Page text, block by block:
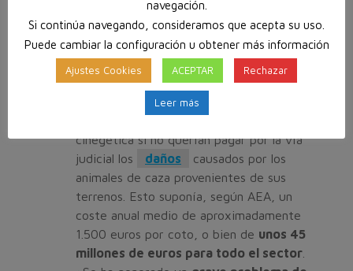
Hasta los cambios normativos introducidos
en la Ley de Seguridad Vial de 2005 y
2014, los titulares de cotos tenían que
contratar un
seguro de
responsabilidad civil
cinegética si no querían pagar por la vía
judicial los
daños
causados por los
animales de caza provenientes de sus
terrenos. Esto suponía, según AEA, un
coste anual medio de aproximadamente
1.500 euros por coto, o bien de unos 45
millones de euros para todo el sector
navegación.
Si continúa navegando, consideramos que acepta su uso.
Puede cambiar la configuración u obtener más información
Ajustes Cookies ACEPTAR Rechazar
Leer más